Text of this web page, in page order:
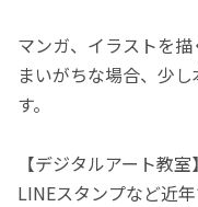
マンガ、イラストを
まいがちな場合、少
す。
【デジタルアート教室】
LINEスタンプなど近